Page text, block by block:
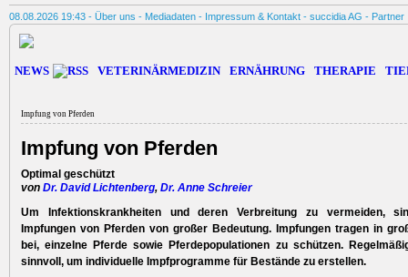
08.08.2026 19:43 - Über uns - Mediadaten - Impressum & Kontakt - succidia AG - Partner
NEWS VETERINÄRMEDIZIN ERNÄHRUNG THERAPIE
Impfung von Pferden
Impfung von Pferden
Optimal geschützt
von Dr. David Lichtenberg, Dr. Anne Schreier
Um Infektionskrankheiten und deren Verbreitung zu vermeiden,
Impfungen von Pferden von großer Bedeutung. Impfungen tragen in
bei, einzelne Pferde sowie Pferdepopulationen zu schützen.
sinnvoll, um individuelle Impfprogramme für Bestände zu erstellen.